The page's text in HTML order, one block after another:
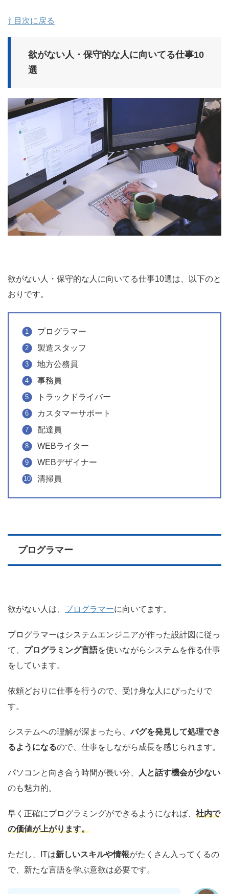
⇧ 目次に戻る
欲がない人・保守的な人に向いてる仕事10
選
欲がない人・保守的な人に向いてる仕事10選は、以下のと
おりです。
プログラマー
製造スタッフ
地方公務員
事務員
トラックドライバー
カスタマーサポート
配達員
WEBライター
WEBデザイナー
清掃員
プログラマー
欲がない人は、 プログラマーに向いてます。
プログラマーはシステムエンジニアが作った設計図に従っ
て、 プログラミング言語を使いながらシステムを作る仕事
をしています。
依頼どおりに仕事を行うので、受け身な人にぴったりで
す。
システムへの理解が深まったら、バグを発見して処理でき
るようになるので、仕事をしながら成長を感じられます。
パソコンと向き合う時間が長い分、
人と話す機会が少ない
のも魅力的。
早く正確にプログラミングができるようになれば、 社内で
の価値が上がります。
ただし、ITは新しいスキルや情報がたくさん入ってくるの
で、新たな言語を学ぶ意欲は必要です。